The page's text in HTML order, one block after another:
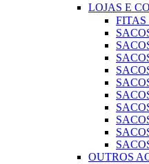
LOJAS E
FITAS
OUTROS